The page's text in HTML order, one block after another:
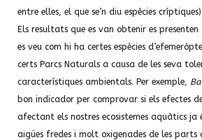
entre elles, el que se’n diu espècies críptiques).
Els resultats que es van obtenir es
es veu com hi ha certes espècies
certs Parcs Naturals a causa de les seva
característiques ambientals. Per exemple,
bon indicador per comprovar si els efectes
afectant els nostres ecosistemes aquàtics ja
aigües fredes i molt oxigenades de les parts